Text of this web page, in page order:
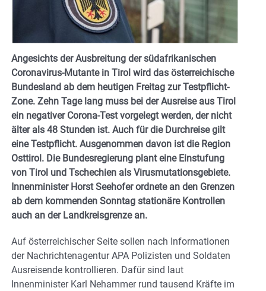
Angesichts der Ausbreitung der südafrikanischen
Coronavirus-Mutante in Tirol wird das österreichische
Bundesland ab dem heutigen Freitag zur Testpflicht-
Zone. Zehn Tage lang muss bei der Ausreise aus Tirol
ein negativer Corona-Test vorgelegt werden, der nicht
älter als 48 Stunden ist. Auch für die Durchreise gilt
eine Testpflicht. Ausgenommen davon ist die Region
Osttirol. Die Bundesregierung plant eine Einstufung
von Tirol und Tschechien als Virusmutationsgebiete.
Innenminister Horst Seehofer ordnete an den Grenzen
ab dem kommenden Sonntag stationäre Kontrollen
auch an der Landkreisgrenze an.
Auf österreichischer Seite sollen nach Informationen
der Nachrichtenagentur APA Polizisten und Soldaten
Ausreisende kontrollieren. Dafür sind laut
Innenminister Karl Nehammer rund tausend Kräfte im